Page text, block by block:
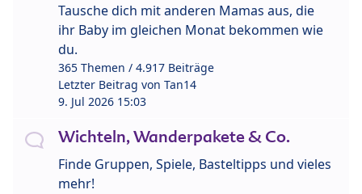
Tausche dich mit anderen Mamas aus, die
ihr Baby im gleichen Monat bekommen wie
du.
365 Themen / 4.917 Beiträge
Letzter Beitrag von Tan14
9. Jul 2026 15:03
Wichteln, Wanderpakete & Co.
Finde Gruppen, Spiele, Basteltipps und vieles
mehr!